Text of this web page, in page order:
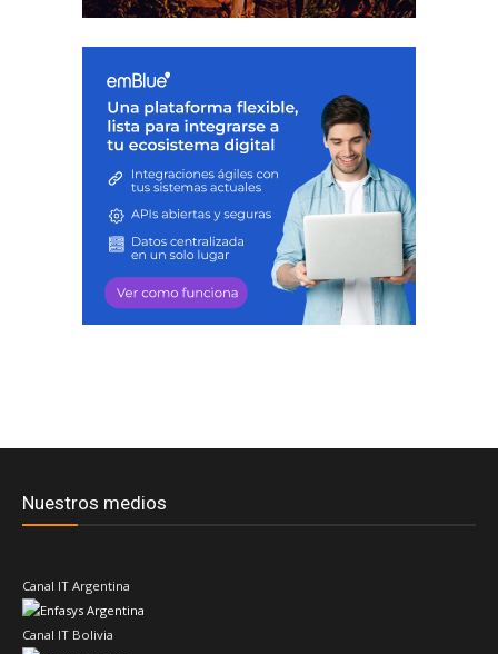
Nuestros medios
Canal IT Argentina
Canal IT Bolivia